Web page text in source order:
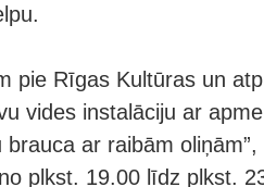
pie Rīgas Kultūras un
vides instalāciju ar
brauca ar raibām
plkst. 19.00 līdz plkst.